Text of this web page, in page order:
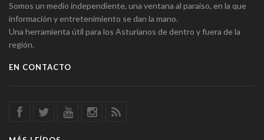
Somos un medio independiente, una ventana al paraíso, en la que
información y entretenimiento se dan la mano.
Una herramienta útil para los Asturianos de dentro y fuera de la
región.
EN CONTACTO